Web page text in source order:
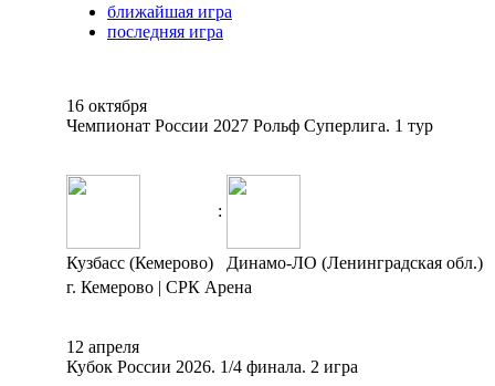
ближайшая игра
последняя игра
16 октября
Чемпионат России 2027 Рольф Суперлига. 1 тур
:
Кузбасс (Кемерово)
Динамо-ЛО (Ленинградская обл.)
г. Кемерово | СРК Арена
12 апреля
Кубок России 2026. 1/4 финала. 2 игра